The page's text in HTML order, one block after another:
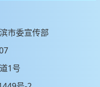
市委宣传部
1号